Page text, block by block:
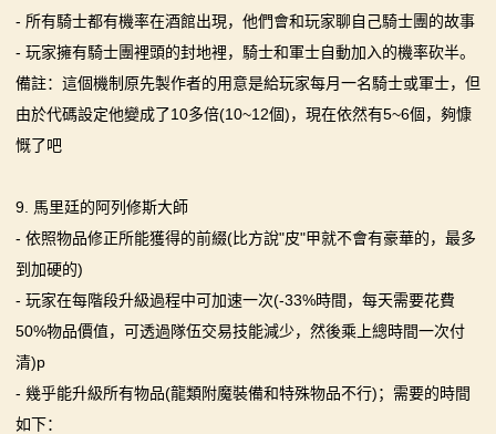
- 所有騎士都有機率在酒館出現，他們會和玩家聊自己騎士團的故事
- 玩家擁有騎士團裡頭的封地裡，騎士和軍士自動加入的機率砍半。
備註：這個機制原先製作者的用意是給玩家每月一名騎士或軍士，但
由於代碼設定他變成了10多倍(10~12個)，現在依然有5~6個，夠慷
慨了吧
9. 馬里廷的阿列修斯大師
- 依照物品修正所能獲得的前綴(比方說"皮"甲就不會有豪華的，最多
到加硬的)
- 玩家在每階段升級過程中可加速一次(-33%時間，每天需要花費
50%物品價值，可透過隊伍交易技能減少，然後乘上總時間一次付
清)p
- 幾乎能升級所有物品(龍類附魔裝備和特殊物品不行)；需要的時間
如下：